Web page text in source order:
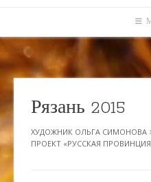
Рязань 2015
ХУДОЖНИК ОЛЬГА СИМОНОВА
ПРОЕКТ «РУССКАЯ